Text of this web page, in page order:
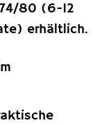
80 (6-12
erhältlich.